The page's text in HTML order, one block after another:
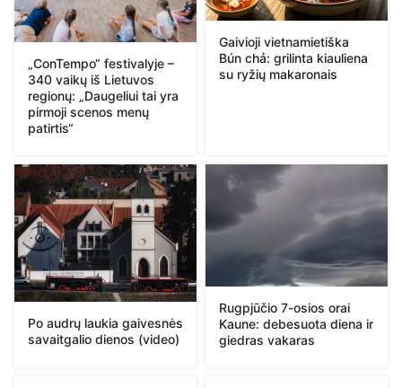
„ConTempo“ festivalyje –
340 vaikų iš Lietuvos
regionų: „Daugeliui tai yra
pirmoji scenos menų
patirtis“
Gaivioji vietnamietiška
Bún chả: grilinta kiauliena
su ryžių makaronais
Po audrų laukia gaivesnės
savaitgalio dienos (video)
Rugpjūčio 7-osios orai
Kaune: debesuota diena ir
giedras vakaras